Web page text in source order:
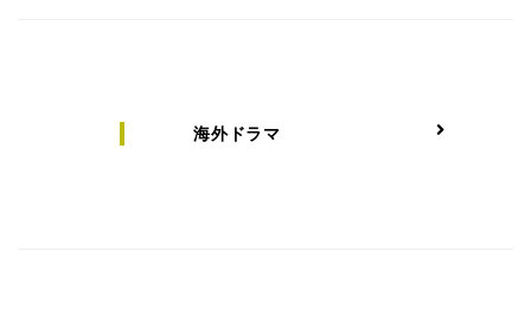
海外ドラマ